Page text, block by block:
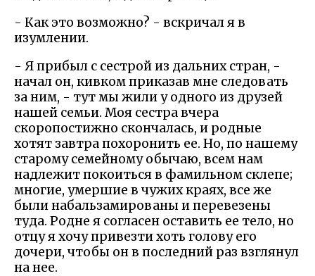
- Как это возможно? - вскричал я в
изумлении.
- Я прибыл с сестрой из дальних стран, -
начал он, кивком приказав мне следовать
за ним, - тут мы жили у одного из друзей
нашей семьи. Моя сестра вчера
скоропостижно скончалась, и родные
хотят завтра похоронить ее. Но, по нашему
старому семейному обычаю, всем нам
надлежит покоиться в фамильном склепе;
многие, умершие в чужих краях, все же
были набальзамированы и перевезены
туда. Родне я согласен оставить ее тело, но
отцу я хочу привезти хоть голову его
дочери, чтобы он в последний раз взглянул
на нее.